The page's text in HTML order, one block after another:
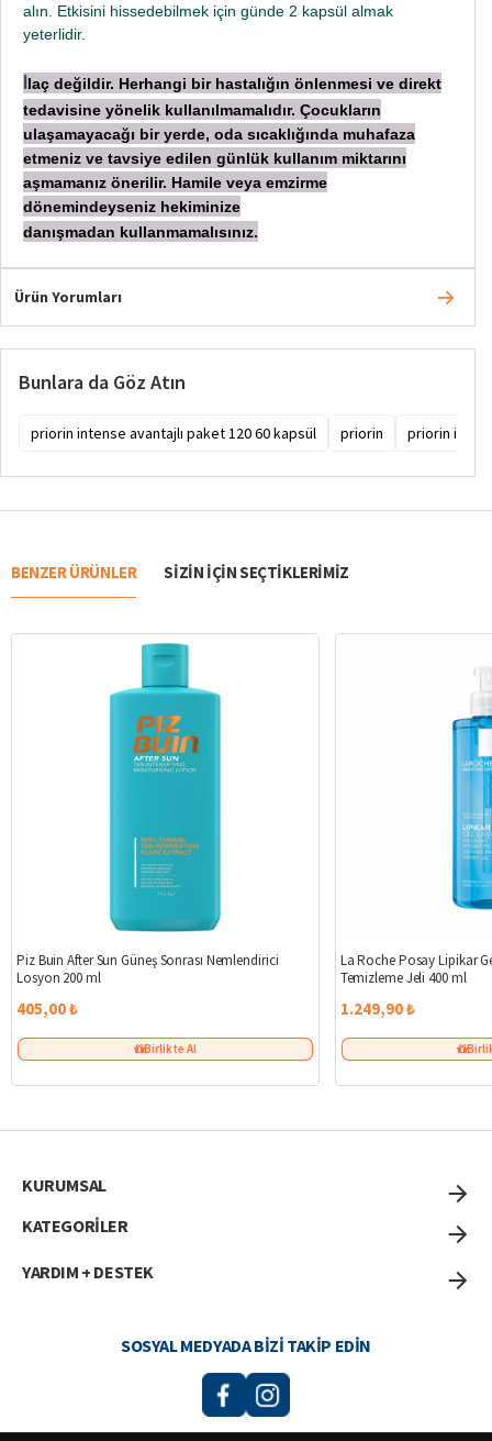
alın. Etkisini hissedebilmek için günde 2 kapsül almak
yeterlidir.
laç değildir. Herhangi bir hastalığın önlenmesi ve direkt
tedavisine yönelik kullanılmamalıdır. Çocukların
ulaşamayacağı bir yerde, oda sıcaklığında muhafaza
etmeniz ve tavsiye edilen günlük kullanım miktarını
aşmamanız önerilir. Hamile veya emzirme
dönemindeyseniz hekiminize
danışmadan kullanmamalısınız.
Ürün Yorumları
Bunlara da Göz Atın
priorin intense avantajlı paket 120 60 kapsül priorin priorin
BENZER ÜRÜNLER SIZIN IÇIN SEÇTIKLERIMIZ
Piz Buin After Sun Güneş Sonrası Nemlendirici
Losyon 200 ml
405,00 ₺
Birlikte Al
La Roche Posay Lipikar
Temizleme Jeli 400 ml
1.249,90 ₺
KURUMSAL
KATEGORİLER
YARDIM + DESTEK
SOSYAL MEDYADA BIZI TAKIP EDIN